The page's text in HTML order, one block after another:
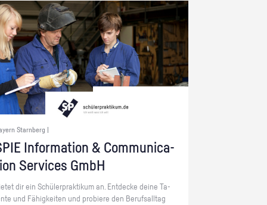
Starnberg |
In­for­ma­ti­on & Com­mu­ni­ca­
Ser­vices GmbH
dir ein Schü­ler­prak­ti­kum an. Ent­de­cke deine Ta­
und Fä­hig­kei­ten und pro­bie­re den Be­rufs­all­tag